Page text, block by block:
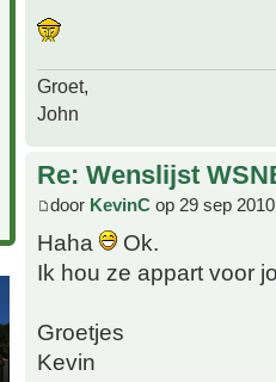
Groet,
John
Re: Wenslijst
door KevinC op 29 sep
Haha
Ok.
Ik hou ze appart voor
Groetjes
Kevin